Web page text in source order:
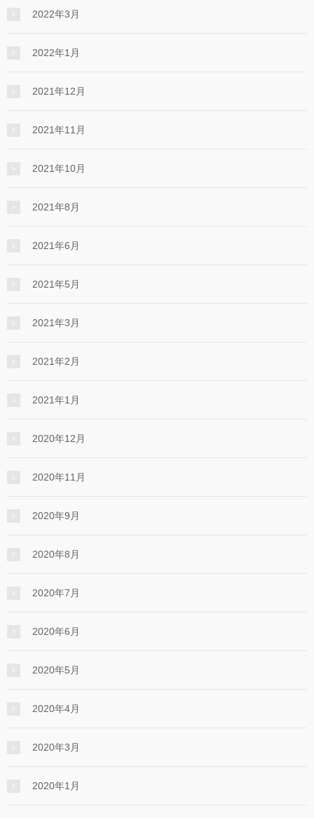
2022年3月
2022年1月
2021年12月
2021年11月
2021年10月
2021年8月
2021年6月
2021年5月
2021年3月
2021年2月
2021年1月
2020年12月
2020年11月
2020年9月
2020年8月
2020年7月
2020年6月
2020年5月
2020年4月
2020年3月
2020年1月